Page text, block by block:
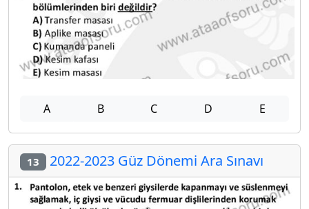
A B C D E
13 2022-2023 Güz Dönemi Ara Sınavı